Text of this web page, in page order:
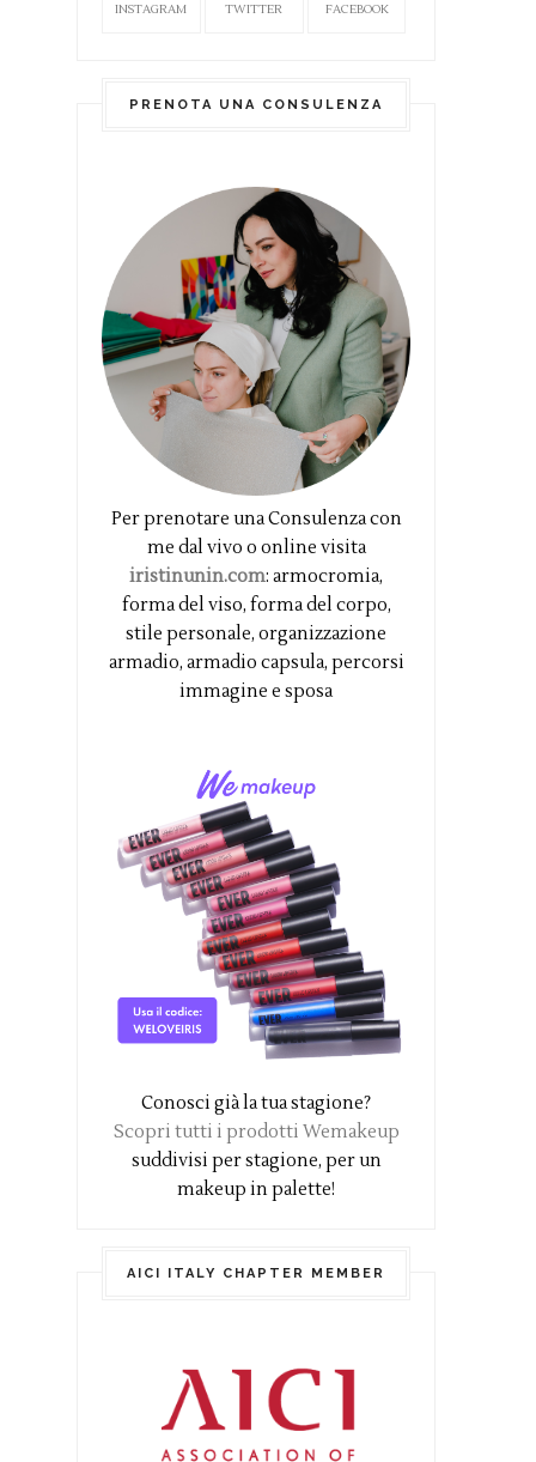
INSTAGRAM TWITTER FACEBOOK
PRENOTA UNA CONSULENZA
Per prenotare una Consulenza con
me dal vivo o online visita
iristinunin.com: armocromia,
forma del viso, forma del corpo,
stile personale, organizzazione
armadio, armadio capsula, percorsi
immagine e sposa
Conosci già la tua stagione?
Scopri tutti i prodotti Wemakeup
suddivisi per stagione, per un
makeup in palette!
AICI ITALY CHAPTER MEMBER